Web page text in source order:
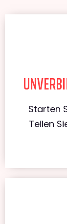
Starten
Teilen